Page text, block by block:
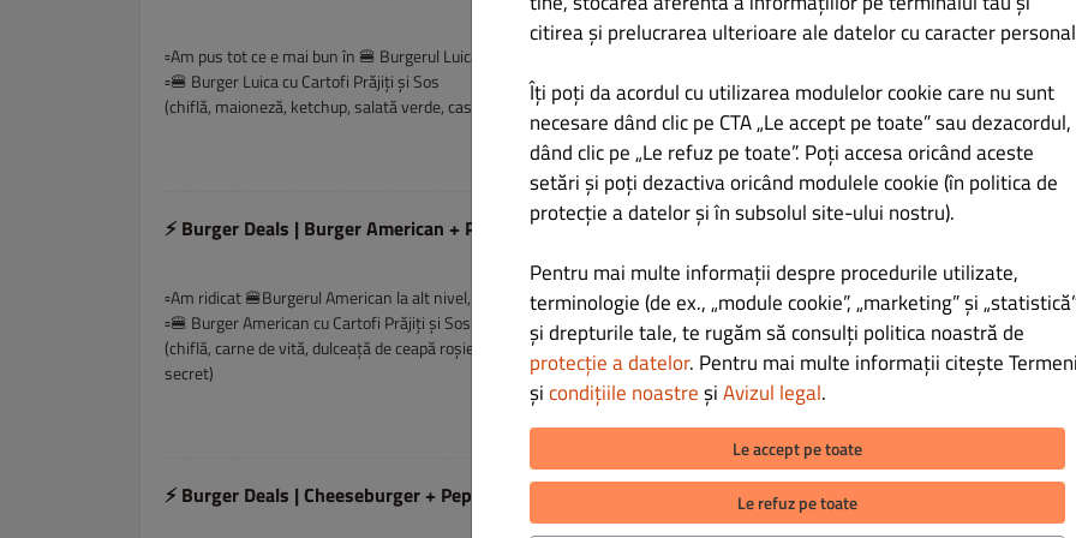
LEI 82.00
▫️Am pus tot ce e mai bun în 🍔 Burgerul Luica și l-am acompaniat cu un 🥤 Pepsi rece, ca să meargă uns.
▫️🍔 Burger Luica cu Cartofi Prăjiți și Sos
(chiflă, maioneză, ketchup, salată verde, castraveți, chiftea vită, cașcaval, bacon, roșii, ceapă)
⚡ Burger Deals | Burger American + Pepsi LEI 75.00
LEI 87.00
▫️Am ridicat 🍔Burgerul American la alt nivel, iar alături merge de minune un 🥤 Pepsi rece.
▫️🍔 Burger American cu Cartofi Prăjiți și Sos
(chiflă, carne de vită, dulceață de ceapă roșie, roșie, castraveți murați, brânză cheddar, salată iceberg, ou prăjit, sos
secret)
⚡ Burger Deals | Cheeseburger + Pepsi
LEI 79.00
citirea și prelucrarea ulterioare ale datelor cu caracter
Îți poți da acordul cu utilizarea modulelor cookie care nu sunt
necesare dând clic pe CTA „Le accept pe toate” sau dezacordul,
dând clic pe „Le refuz pe toate”. Poți accesa oricând aceste
setări și poți dezactiva oricând modulele cookie (în politica de
protecție a datelor și în subsolul site-ului nostru).
Pentru mai multe informații despre procedurile utilizate,
terminologie (de ex., „module cookie”, „marketing” și
și drepturile tale, te rugăm să consulți politica noastră de
protecție a datelor. Pentru mai multe informații citește
șicondițiile noastreșiAvizul legal.
Le accept pe toate
Le refuz pe toate